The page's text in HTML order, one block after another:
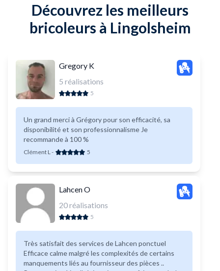
Découvrez les meilleurs
bricoleurs à Lingolsheim
Gregory K
5 réalisations
5
Un grand merci à Grégory pour son efficacité, sa
disponibilité et son professionnalisme Je
recommande à 100 %
Clément L - 5
Lahcen O
20réalisations
5
Très satisfait des services de Lahcen ponctuel
Efficace calme malgré les complexités de certains
manquements liés au fournisseur des pièces ..